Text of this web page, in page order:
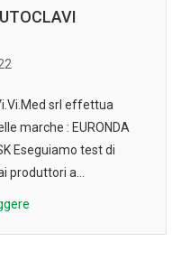
srl effettua
marche : EURONDA
Eseguiamo test di
produttori a...